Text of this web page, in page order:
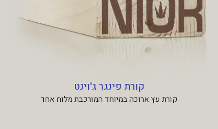
קורת פינגר ג'וינט
קורת עץ ארוכה במיוחד המורכבת מלוח אחד